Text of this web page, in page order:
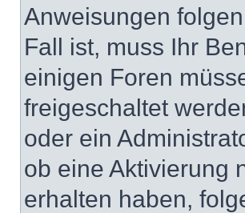
Anweisungen
Fall ist, muss Ihr
einigen Foren
freigeschaltet
oder ein
ob eine Aktivierung
erhalten haben,